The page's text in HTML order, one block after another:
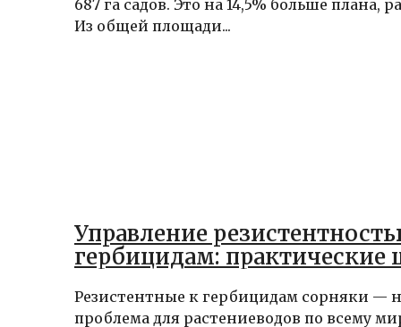
687 га садов. Это на 14,5% больше плана,
Из общей площади...
Управление
гербицидам: практические
Резистентные к гербицидам сорняки —
проблема для растениеводов по всему